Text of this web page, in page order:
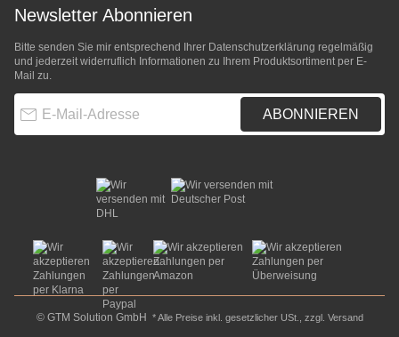
Newsletter Abonnieren
Bitte senden Sie mir entsprechend Ihrer Datenschutzerklärung regelmäßig
und jederzeit widerruflich Informationen zu Ihrem Produktsortiment per E-
Mail zu.
ABONNIEREN
© GTM Solution GmbH * Alle Preise inkl. gesetzlicher USt., zzgl. Versand